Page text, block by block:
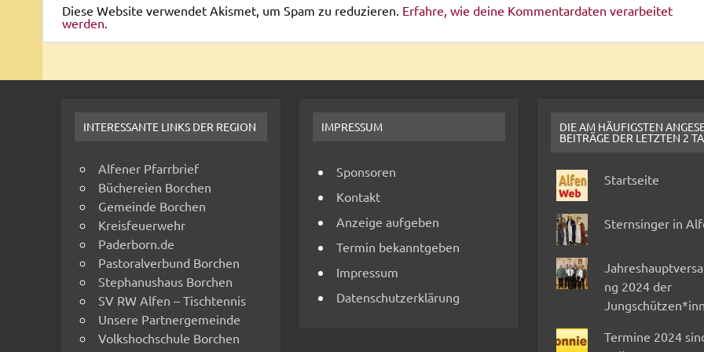
Diese Website verwendet Akismet, um Spam zu reduzieren. Erfahre, wie deine Kommentardaten verarbeitet
werden.
INTERESSANTE LINKS DER REGION
Alfener Pfarrbrief
Büchereien Borchen
Gemeinde Borchen
Kreisfeuerwehr
Paderborn.de
Pastoralverbund Borchen
Stephanushaus Borchen
SV RW Alfen – Tischtennis
Unsere Partnergemeinde
Volkshochschule Borchen
IMPRESSUM
Sponsoren
Kontakt
Anzeige aufgeben
Termin bekanntgeben
Impressum
Datenschutzerklärung
DIE AM HÄUFIGSTEN
BEITRÄGE DER LETZTEN 2
Startseite
Sternsinger in
ng 2024 der
Termine 2024